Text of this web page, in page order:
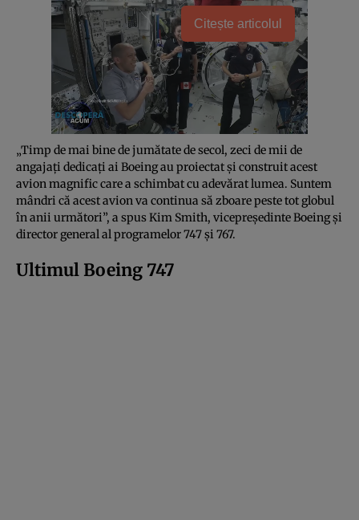
Citește articolul
„Timp de mai bine de jumătate de secol, zeci de mii de
angajați dedicați ai Boeing au proiectat și construit acest
avion magnific care a schimbat cu adevărat lumea. Suntem
mândri că acest avion va continua să zboare peste tot globul
în anii următori”, a spus Kim Smith, vicepreședinte Boeing și
director general al programelor 747 și 767.
Ultimul Boeing 747